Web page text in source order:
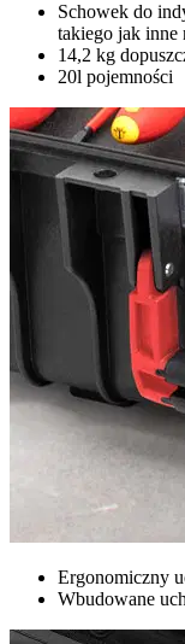
Schowek do
takiego jak inne
14,2 kg
20l pojemności
Ergonomiczny
Wbudowane